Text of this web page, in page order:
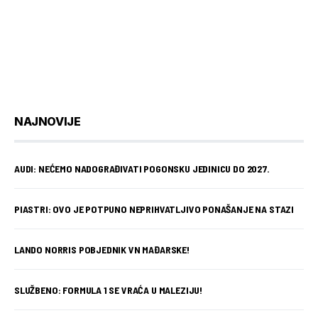
NAJNOVIJE
AUDI: NEĆEMO NADOGRAĐIVATI POGONSKU JEDINICU DO 2027.
PIASTRI: OVO JE POTPUNO NEPRIHVATLJIVO PONAŠANJE NA STAZI
LANDO NORRIS POBJEDNIK VN MAĐARSKE!
SLUŽBENO: FORMULA 1 SE VRAĆA U MALEZIJU!